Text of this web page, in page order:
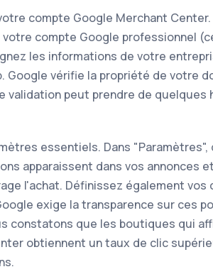
compte Google Merchant
compte Google professionnel
les informations de votre
vérifie la propriété de votre
validation peut prendre de quelques
essentiels. Dans "Paramètres",
apparaissent dans vos annonces
l'achat. Définissez également vos
exige la transparence sur ces
constatons que les boutiques qui
obtiennent un taux de clic